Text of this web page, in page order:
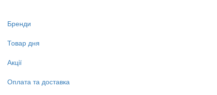
Бренди
Товар дня
Акції
Оплата та доставка